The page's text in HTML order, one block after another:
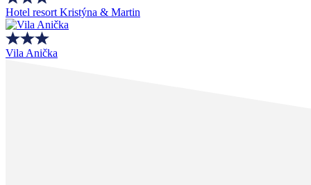
Hotel resort Kristýna & Martin
Vila Anička